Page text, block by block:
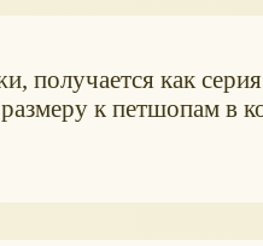
получается как
к петшопам в